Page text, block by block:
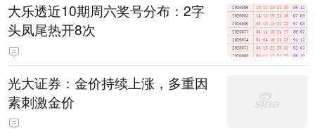
大乐透近10期周六奖号分布：2字
头凤尾热开8次
光大证券：金价持续上涨，多重因
素刺激金价